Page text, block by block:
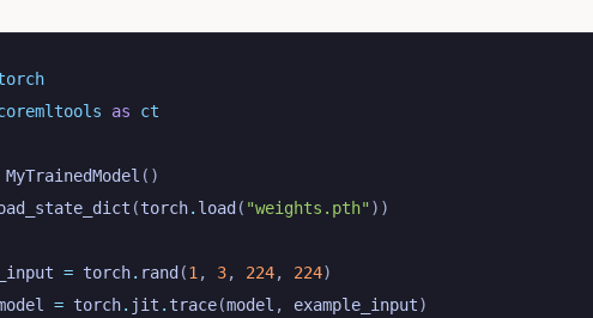
as ct
MyTrainedModel ()
(torch. load ( "weights.pth" ))
= torch. rand (1 , 3, 224, 224)
= torch. jit . trace(model , example_input)